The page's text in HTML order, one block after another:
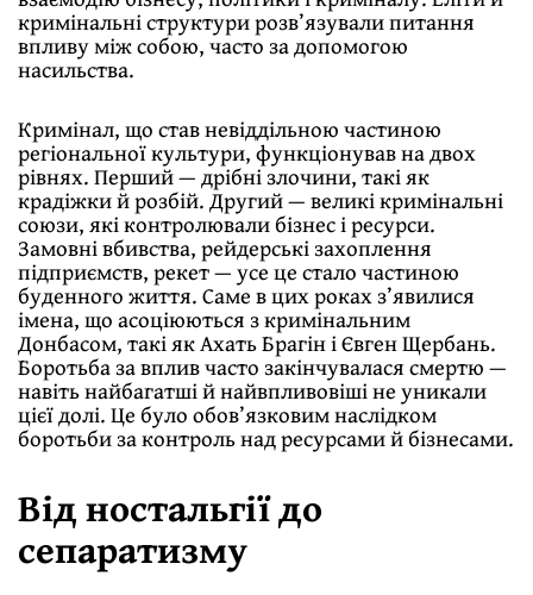
кримінальні структури розв’язували питання
впливу між собою, часто за допомогою
насильства.
Кримінал, що став невіддільною частиною
регіональної культури, функціонував на двох
рівнях. Перший — дрібні злочини, такі як
крадіжки й розбій. Другий — великі кримінальні
союзи, які контролювали бізнес і ресурси.
Замовні вбивства, рейдерські захоплення
підприємств, рекет — усе це стало частиною
буденного життя. Саме в цих роках з’явилися
імена, що асоціюються з кримінальним
Донбасом, такі як Ахать Брагін і Євген Щербань.
Боротьба за вплив часто закінчувалася смертю —
навіть найбагатші й найвпливовіші не уникали
цієї долі. Це було обов’язковим наслідком
боротьби за контроль над ресурсами й бізнесами.
Від ностальгії до
сепаратизму